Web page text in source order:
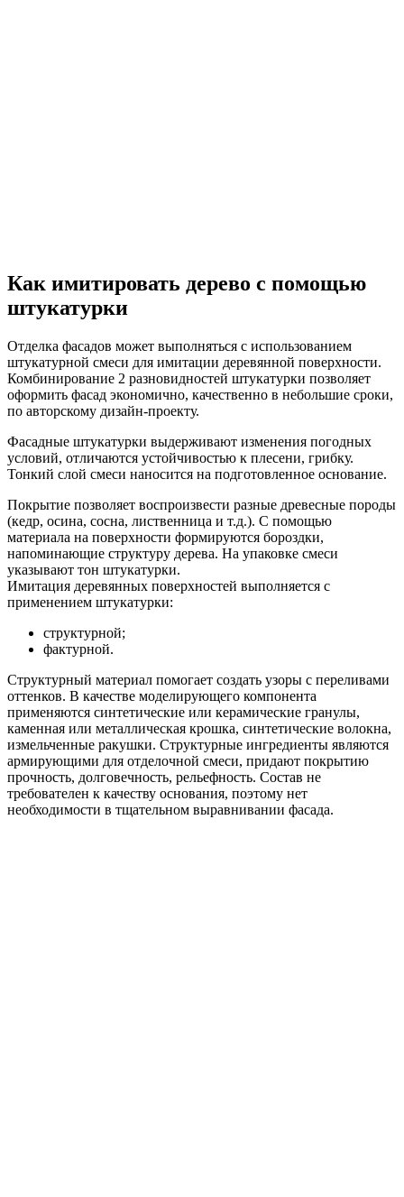
Как имитировать дерево с помощью
штукатурки
Отделка фасадов может выполняться с использованием
штукатурной смеси для имитации деревянной поверхности.
Комбинирование 2 разновидностей штукатурки позволяет
оформить фасад экономично, качественно в небольшие сроки,
по авторскому дизайн-проекту.
Фасадные штукатурки выдерживают изменения погодных
условий, отличаются устойчивостью к плесени, грибку.
Тонкий слой смеси наносится на подготовленное основание.
Покрытие позволяет воспроизвести разные древесные породы
(кедр, осина, сосна, лиственница и т.д.). С помощью
материала на поверхности формируются бороздки,
напоминающие структуру дерева. На упаковке смеси
указывают тон штукатурки.
Имитация деревянных поверхностей выполняется с
применением штукатурки:
структурной;
фактурной.
Структурный материал помогает создать узоры с переливами
оттенков. В качестве моделирующего компонента
применяются синтетические или керамические гранулы,
каменная или металлическая крошка, синтетические волокна,
измельченные ракушки. Структурные ингредиенты являются
армирующими для отделочной смеси, придают покрытию
прочность, долговечность, рельефность. Состав не
требователен к качеству основания, поэтому нет
необходимости в тщательном выравнивании фасада.